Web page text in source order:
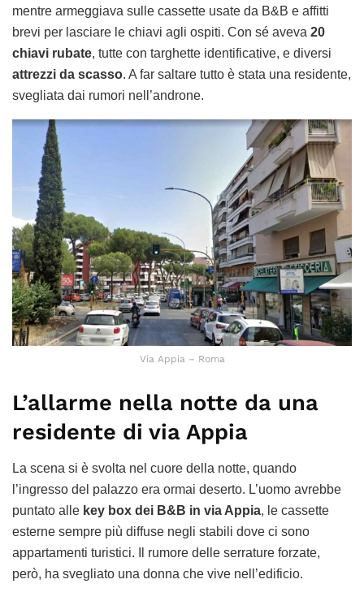
mentre armeggiava sulle cassette usate da B&B e affitti
brevi per lasciare le chiavi agli ospiti. Con sé aveva 20
chiavi rubate, tutte con targhette identificative, e diversi
attrezzi da scasso. A far saltare tutto è stata una residente,
svegliata dai rumori nell’androne.
Via Appia – Roma
L’allarme nella notte da una
residente di via Appia
La scena si è svolta nel cuore della notte, quando
l’ingresso del palazzo era ormai deserto. L’uomo avrebbe
puntato alle key box dei B&B in via Appia, le cassette
esterne sempre più diffuse negli stabili dove ci sono
appartamenti turistici. Il rumore delle serrature forzate,
però, ha svegliato una donna che vive nell’edificio.